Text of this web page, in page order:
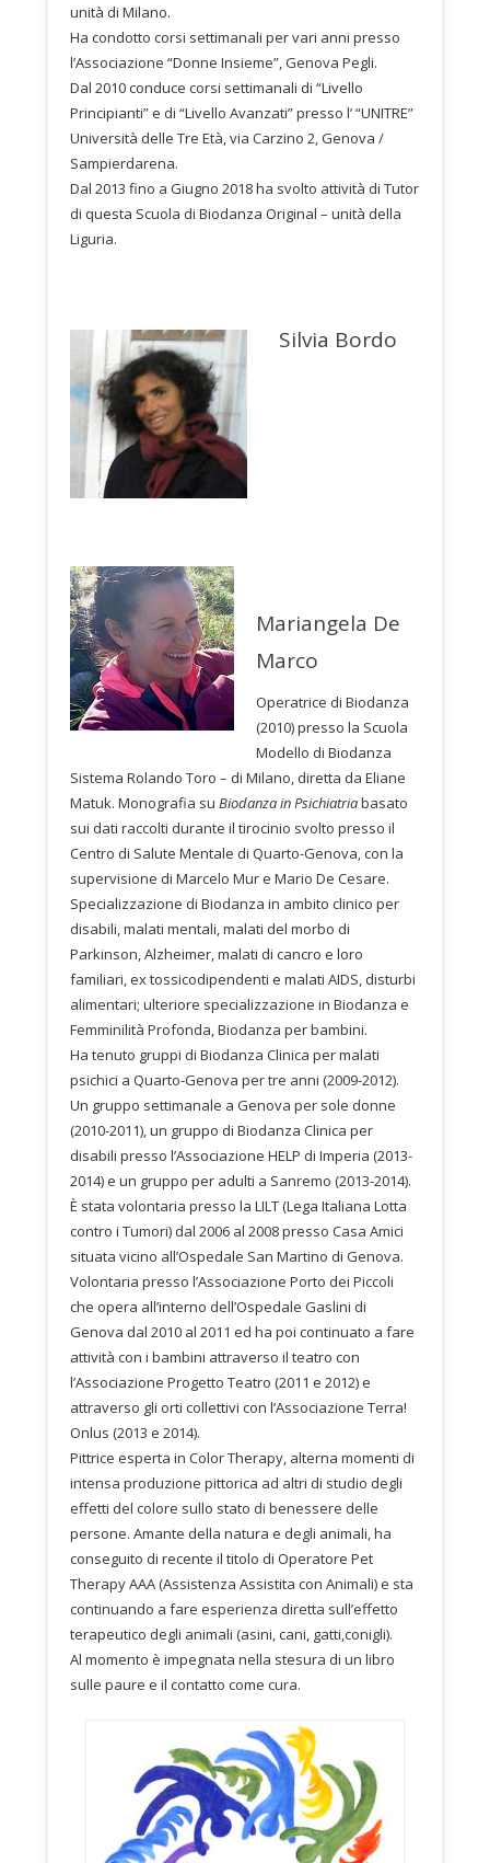
unità di Milano.
Ha condotto corsi settimanali per vari anni presso
l’Associazione “Donne Insieme”, Genova Pegli.
Dal 2010 conduce corsi settimanali di “Livello
Principianti” e di “Livello Avanzati” presso l’ “UNITRE”
Università delle Tre Età, via Carzino 2, Genova /
Sampierdarena.
Dal 2013 fino a Giugno 2018 ha svolto attività di Tutor
di questa Scuola di Biodanza Original – unità della
Liguria.
Silvia Bordo
Mariangela De
Marco
Operatrice di Biodanza
(2010) presso la Scuola
Modello di Biodanza
Sistema Rolando Toro – di Milano, diretta da Eliane
Matuk. Monografia su Biodanza in Psichiatriabasato
sui dati raccolti durante il tirocinio svolto presso il
Centro di Salute Mentale di Quarto-Genova, con la
supervisione di Marcelo Mur e Mario De Cesare.
Specializzazione di Biodanza in ambito clinico per
disabili, malati mentali, malati del morbo di
Parkinson, Alzheimer, malati di cancro e loro
familiari, ex tossicodipendenti e malati AIDS, disturbi
alimentari; ulteriore specializzazione in Biodanza e
Femminilità Profonda, Biodanza per bambini.
Ha tenuto gruppi di Biodanza Clinica per malati
psichici a Quarto-Genova per tre anni (2009-2012).
Un gruppo settimanale a Genova per sole donne
(2010-2011), un gruppo di Biodanza Clinica per
disabili presso l’Associazione HELP di Imperia (2013-
2014) e un gruppo per adulti a Sanremo (2013-2014).
È stata volontaria presso la LILT (Lega Italiana Lotta
contro i Tumori) dal 2006 al 2008 presso Casa Amici
situata vicino all’Ospedale San Martino di Genova.
Volontaria presso l’Associazione Porto dei Piccoli
che opera all’interno dell’Ospedale Gaslini di
Genova dal 2010 al 2011 ed ha poi continuato a fare
attività con i bambini attraverso il teatro con
l’Associazione Progetto Teatro (2011 e 2012) e
attraverso gli orti collettivi con l’Associazione Terra!
Onlus (2013 e 2014).
Pittrice esperta in Color Therapy, alterna momenti di
intensa produzione pittorica ad altri di studio degli
effetti del colore sullo stato di benessere delle
persone. Amante della natura e degli animali, ha
conseguito di recente il titolo di Operatore Pet
Therapy AAA (Assistenza Assistita con Animali) e sta
continuando a fare esperienza diretta sull’effetto
terapeutico degli animali (asini, cani, gatti,conigli).
Al momento è impegnata nella stesura di un libro
sulle paure e il contatto come cura.